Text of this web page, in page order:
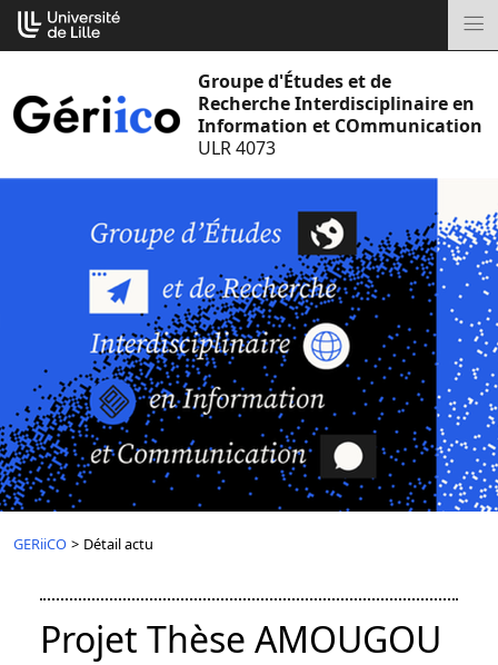
Aller
au
Groupe d'Études et de
Recherche Interdisciplinaire en
Information et COmmunication
ULR 4073
GERiiCO > Détail actu
Projet Thèse AMOUGOU
Cookies management panel